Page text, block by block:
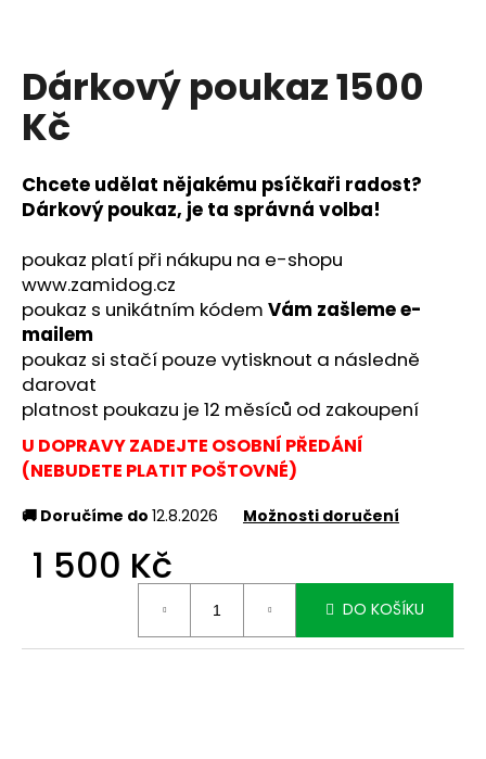
Dárkový poukaz 1500
Kč
Chcete udělat nějakému psíčkaři radost?
Dárkový poukaz, je ta správná volba!
poukaz platí při nákupu na e-shopu
www.zamidog.cz
poukaz s unikátním kódem Vám zašleme e-
mailem
poukaz si stačí pouze vytisknout a následně
darovat
platnost poukazu je 12 měsíců od zakoupení
U DOPRAVY ZADEJTE OSOBNÍ PŘEDÁNÍ
(NEBUDETE PLATIT POŠTOVNÉ)
🚚 Doručíme do 12.8.2026 Možnosti doručení
1 500 Kč
DO KOŠÍKU
í
t
?
HLEDAT
D
o
p
o
r
u
č
u
e
m